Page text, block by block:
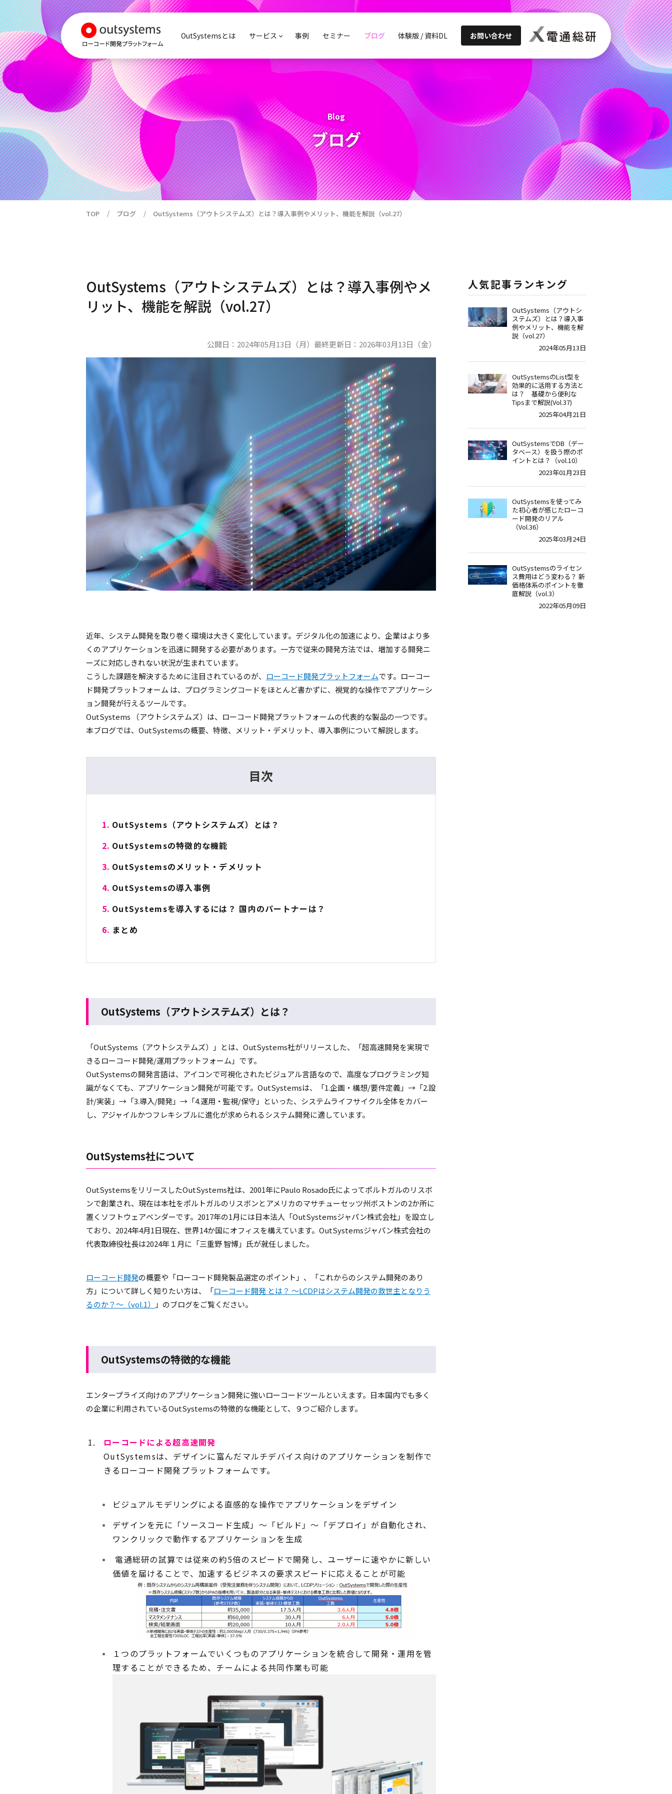
OutSystemsとは サービス 事例 セミナー ブログ 体験版 / 資料DL お問い合わせ
Blog
ブログ
TOP ブログ OutSystems（アウトシステムズ）とは？導入事例やメリット、機能を解説（vol.27）
OutSystems（アウトシステムズ）とは？導入事例やメ
リット、機能を解説（vol.27）
公開日： 2024年05月13日（月） 最終更新日： 2026年03月13日（金）
近年、システム開発を取り巻く環境は大きく変化しています。デジタル化の加速により、企業はより多
くのアプリケーションを迅速に開発する必要があります。一方で従来の開発方法では、増加する開発ニ
ーズに対応しきれない状況が生まれています。
こうした課題を解決するために注目されているのが、 ローコード開発プラットフォームです。ローコー
ド開発プラットフォーム は、プログラミングコードをほとんど書かずに、視覚的な操作でアプリケーシ
ョン開発が行えるツールです。
OutSystems （アウトシステムズ）は、ローコード開発プラットフォームの代表的な製品の一つです。
本ブログでは、OutSystemsの概要、特徴、メリット・デメリット、導入事例について解説します。
目次
OutSystems（アウトシステムズ）とは？
OutSystemsの特徴的な機能
OutSystemsのメリット・デメリット
OutSystemsの導入事例
OutSystemsを導入するには？ 国内のパートナーは？
まとめ
OutSystems（アウトシステムズ）とは？
「OutSystems（アウトシステムズ）」とは、OutSystems社がリリースした、「超高速開発を実現で
きるローコード開発/運用プラットフォーム」です。
OutSystemsの開発言語は、アイコンで可視化されたビジュアル言語なので、高度なプログラミング知
識がなくても、アプリケーション開発が可能です。OutSystemsは、「1.企画・構想/要件定義」→「2.設
計/実装」→「3.導入/開発」→「4.運用・監視/保守」といった、システムライフサイクル全体をカバー
し、アジャイルかつフレキシブルに進化が求められるシステム開発に適しています。
OutSystems社について
OutSystemsをリリースしたOutSystems社は、2001年にPaulo Rosado氏によってポルトガルのリスボ
ンで創業され、現在は本社をポルトガルのリスボンとアメリカのマサチューセッツ州ボストンの2か所に
置くソフトウェアベンダーです。2017年の1月には日本法人「OutSystemsジャパン株式会社」を設立し
ており、2024年4月1日現在、世界14か国にオフィスを構えています。OutSystemsジャパン株式会社の
代表取締役社長は2024年１月に「三重野 智博」氏が就任しました。
ローコード開発の概要や「ローコード開発製品選定のポイント」、「これからのシステム開発のあり
方」について詳しく知りたい方は、「ローコード開発 とは？ ～LCDPはシステム開発の救世主となりう
るのか？～（vol.1）
」のブログをご覧ください。
OutSystemsの特徴的な機能
エンタープライズ向けのアプリケーション開発に強いローコードツールといえます。日本国内でも多く
の企業に利用されているOutSystemsの特徴的な機能として、９つご紹介します。
ローコードによる超高速開発
OutSystemsは、デザインに富んだマルチデバイス向けのアプリケーションを制作で
きるローコード開発プラットフォームです。
ビジュアルモデリングによる直感的な操作でアプリケーションをデザイン
デザインを元に「ソースコード生成」～「ビルド」～「デプロイ」が自動化され、
ワンクリックで動作するアプリケーションを生成
電通総研の試算では従来の約5倍のスピードで開発し、ユーザーに速やかに新しい
価値を届けることで、加速するビジネスの要求スピードに応えることが可能
１つのプラットフォームでいくつものアプリケーションを統合して開発・運用を管
理することができるため、チームによる共同作業も可能
人気記事ランキング
OutSystems（アウトシ
ステムズ）とは？導入事
例やメリット、機能を解
説（vol.27）
2024年05月13日
OutSystemsのList型を
効果的に活用する方法と
は？ 基礎から便利な
Tipsまで解説(Vol.37)
2025年04月21日
OutSystemsでDB（デー
タベース）を扱う際のポ
イントとは？（vol.10）
2023年01月23日
OutSystemsを使ってみ
た初心者が感じたローコ
ード開発のリアル
（Vol.36）
2025年03月24日
OutSystemsのライセン
ス費用はどう変わる？ 新
価格体系のポイントを徹
底解説（vol.3）
2022年05月09日